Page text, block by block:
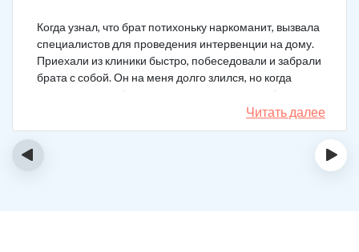
Когда узнал, что брат потихоньку наркоманит, вызвала
специалистов для проведения интервенции на дому.
Приехали из клиники быстро, побеседовали и забрали
брата с собой. Он на меня долго злился, но когда
понял, что если бы я не пошла на тот шаг, он бы не
выкарабкался. После курса вышел здоровым. Больше
не принимает.
Читать далее
‹ ›